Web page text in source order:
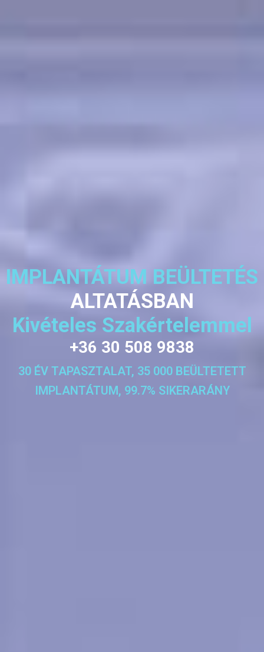
IMPLANTÁTUM BEÜLTETÉS
ALTATÁSBAN
Kivételes Szakértelemmel
+36 30 508 9838
30 ÉV TAPASZTALAT, 35 000 BEÜLTETETT
IMPLANTÁTUM, 99.7% SIKERARÁNY